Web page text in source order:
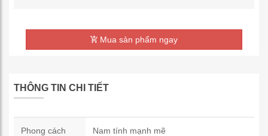
Mua sản phẩm ngay
THÔNG TIN CHI TIẾT
Phong cách Nam tính mạnh mẽ